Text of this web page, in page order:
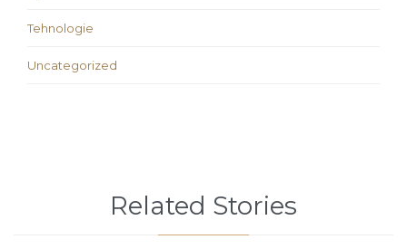
Tehnologie
Uncategorized
Related Stories